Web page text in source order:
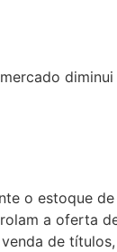
o estoque
a oferta
de